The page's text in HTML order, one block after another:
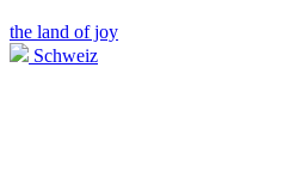
the land of joy
Schweiz